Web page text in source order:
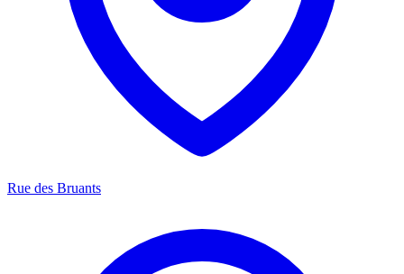
Rue des Bruants